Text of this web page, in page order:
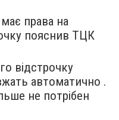
права на
пояснив ТЦК
відстрочку
автоматично .
не потрібен